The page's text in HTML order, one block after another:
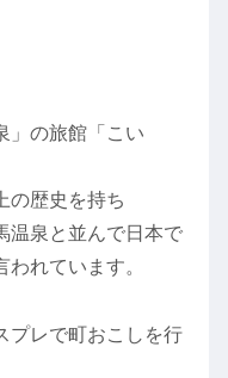
」の旅館「こい
の歴史を持ち
温泉と並んで日本で
れています。
プレで町おこしを行